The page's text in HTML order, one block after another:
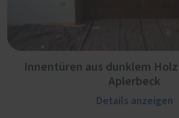
Innentüren aus dunklem
Aplerbeck
Details anzeigen